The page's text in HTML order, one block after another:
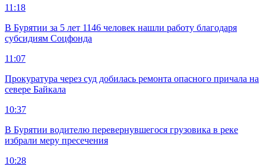
11:18
В Бурятии за 5 лет 1146 человек нашли работу благодаря
субсидиям Соцфонда
11:07
Прокуратура через суд добилась ремонта опасного причала на
севере Байкала
10:37
В Бурятии водителю перевернувшегося грузовика в реке
избрали меру пресечения
10:28